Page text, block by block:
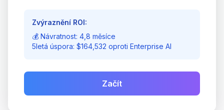
Zvýraznění ROI:
💰 Návratnost: 4,8 měsíce
5letá úspora: $164,532 oproti Enterprise AI
Začít